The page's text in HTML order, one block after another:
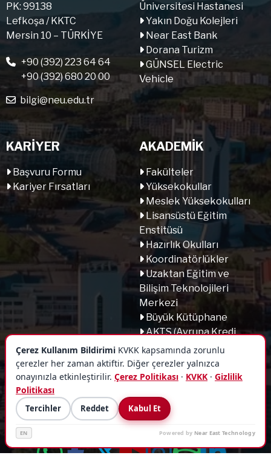
PK: 99138
Lefkoşa / KKTC
Mersin 10 – TÜRKİYE
+90 (392) 223 64 64
+90 (392) 680 20 00
bilgi@neu.edu.tr
Üniversitesi Hastanesi
Yakın Doğu Kolejleri
Near East Bank
Dorana Turizm
GÜNSEL Electric
Vehicle
KARİYER
Başvuru Formu
Kariyer Fırsatları
AKADEMİK
Fakülteler
Yüksekokullar
Meslek Yüksekokulları
Lisansüstü Eğitim
Enstitüsü
Hazırlık Okulları
Koordinatörlükler
Uzaktan Eğitim ve
Bilişim Teknolojileri
Merkezi
Büyük Kütüphane
AKTS (Avrupa Kredi
Transfer Sistemi)
Akademik Takvim
Yönetmelikler
Çerez Kullanım Bildirimi KVKK kapsamında zorunlu
çerezler her zaman aktiftir. Diğer çerezler yalnızca
onayınızla etkinleştirilir. Çerez Politikası · KVKK · Gizlilik
Politikası
Tercihler Reddet Kabul Et
EN Powered by Near East Technology